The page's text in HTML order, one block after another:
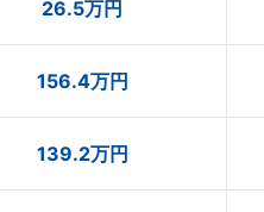
26.5万円
156.4万円
139.2万円